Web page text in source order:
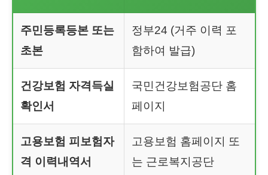
주민등록등본 또는
초본
정부24 (거주 이력 포
함하여 발급)
건강보험 자격득실
확인서
국민건강보험공단 홈
페이지
고용보험 피보험자
격 이력내역서
고용보험 홈페이지 또
는 근로복지공단